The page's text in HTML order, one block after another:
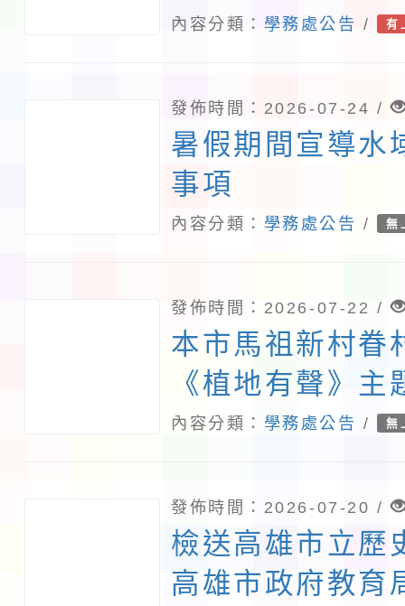
中心辦理115年
請貴校協助轉知
內容分類： 學務處公告 / 有
發佈時間：2026-07-24 /
暑假期間宣導水
事項
內容分類： 學務處公告 / 無
發佈時間：2026-07-22 /
本市馬祖新村眷
《植地有聲》
份
內容分類： 學務處公告 / 無
發佈時間：2026-07-20 /
檢送高雄市立歷
高雄市政府教育